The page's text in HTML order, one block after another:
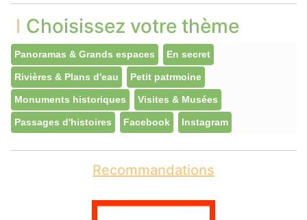
Choisissez votre thème
Panoramas & Grands espaces En secret
Rivières & Plans d'eau Petit patrmoine
Monuments historiques Visites & Musées
Passages d'histoires Facebook Instagram
Recommandations